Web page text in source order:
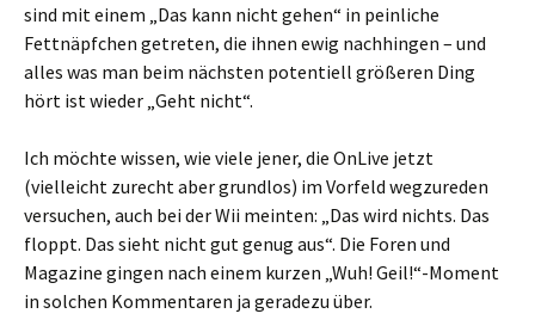
sind mit einem „Das kann nicht gehen“ in peinliche
Fettnäpfchen getreten, die ihnen ewig nachhingen – und
alles was man beim nächsten potentiell größeren Ding
hört ist wieder „Geht nicht“.
Ich möchte wissen, wie viele jener, die OnLive jetzt
(vielleicht zurecht aber grundlos) im Vorfeld wegzureden
versuchen, auch bei der Wii meinten: „Das wird nichts. Das
floppt. Das sieht nicht gut genug aus“. Die Foren und
Magazine gingen nach einem kurzen „Wuh! Geil!“-Moment
in solchen Kommentaren ja geradezu über.